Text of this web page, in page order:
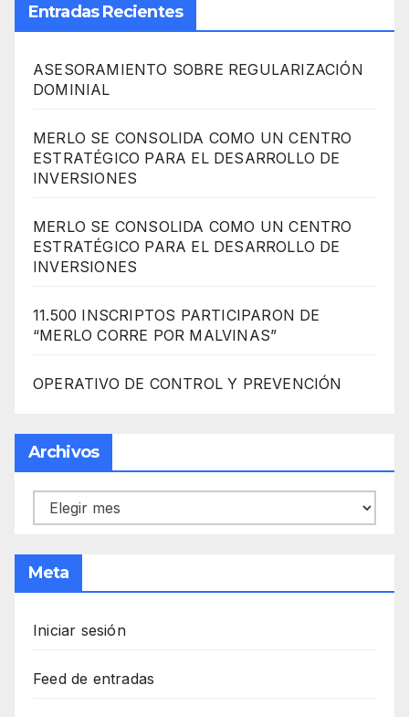
Entradas Recientes
ASESORAMIENTO SOBRE REGULARIZACIÓN
DOMINIAL
MERLO SE CONSOLIDA COMO UN CENTRO
ESTRATÉGICO PARA EL DESARROLLO DE
INVERSIONES
MERLO SE CONSOLIDA COMO UN CENTRO
ESTRATÉGICO PARA EL DESARROLLO DE
INVERSIONES
11.500 INSCRIPTOS PARTICIPARON DE
“MERLO CORRE POR MALVINAS”
OPERATIVO DE CONTROL Y PREVENCIÓN
Archivos
Archivos
Meta
Iniciar sesión
Feed de entradas